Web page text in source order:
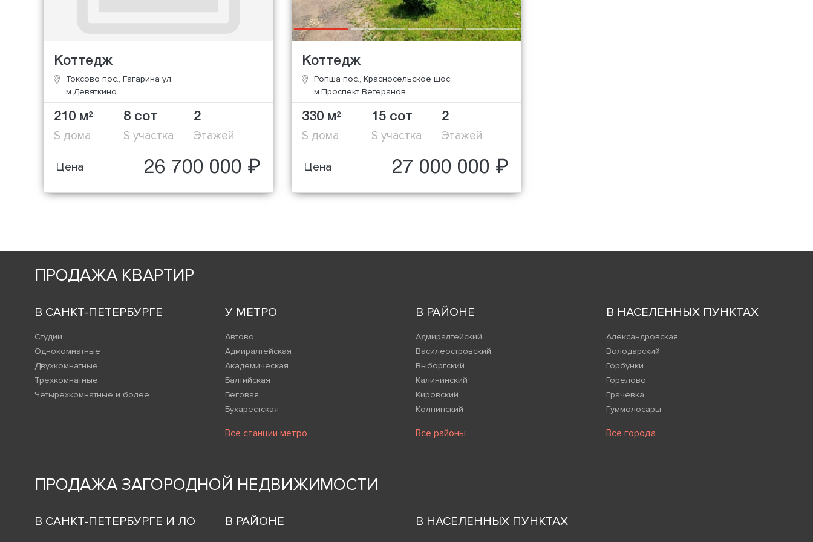
Коттедж
Токсово пос., Гагарина ул.
м.Девяткино
210 м2
S дома
8 сот
S участка
2
Этажей
Цена 26 700 000 ₽
Коттедж
Ропша пос., Красносельское шос.
м.Проспект Ветеранов
330 м2
S дома
15 сот
S участка
2
Этажей
Цена 27 000 000 ₽
ПРОДАЖА КВАРТИР
В САНКТ-ПЕТЕРБУРГЕ
Студии
Однокомнатные
Двухкомнатные
Трехкомнатные
Четырехкомнатные и более
У МЕТРО
Автово
Адмиралтейская
Академическая
Балтийская
Беговая
Бухарестская
Все станции метро
В РАЙОНЕ
Адмиралтейский
Василеостровский
Выборгский
Калининский
Кировский
Колпинский
Все районы
В НАСЕЛЕННЫХ ПУНКТАХ
Александровская
Володарский
Горбунки
Горелово
Грачевка
Гуммолосары
Все города
ПРОДАЖА ЗАГОРОДНОЙ НЕДВИЖИМОСТИ
В САНКТ-ПЕТЕРБУРГЕ И ЛО В РАЙОНЕ В НАСЕЛЕННЫХ ПУНКТАХ